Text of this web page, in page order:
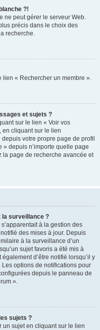
?!
ne peut gérer le serveur Web.
précis dans le choix des
recherche.
lien « Rechercher un membre ».
et sujets ?
sur le lien « Voir vos
en cliquant sur le lien
votre propre page de profil
depuis n’importe quelle page
la page de recherche avancée et
la surveillance ?
à la gestion des
des mises à jour. Depuis
à la surveillance d’un
sujet favoris a été mis à
d’être notifié lorsqu’il y
options de notifications pour
depuis le panneau de
».
sujets ?
un sujet en cliquant sur le lien